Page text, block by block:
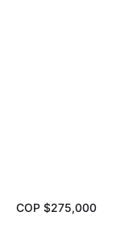
COP $275,000